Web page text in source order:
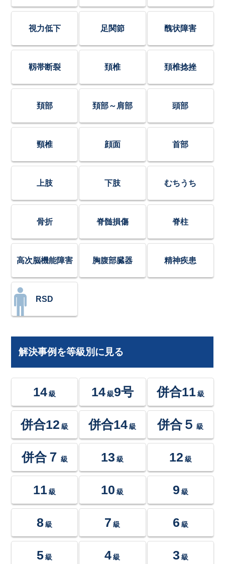
視力低下 足関節 醜状障害
靱帯断裂 頚椎 頚椎捻挫
頚部 頚部～肩部 頭部
頸椎 顔面 首部
上肢 下肢 むちうち
骨折 脊髄損傷 脊柱
高次脳機能障害 胸腹部臓器 精神疾患
RSD
解決事例を等級別に見る
14 級 14級9号 併合11 級
併合12 級 併合14 級 併合５ 級
併合７ 級 13 級 12 級
11 級 10 級 9 級
8 級 7 級 6 級
5 級 4 級 3 級